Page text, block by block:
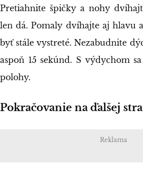
Pretiahnite špičky a nohy
len dá. Pomaly dvíhajte aj hlavu
byť stále vystreté. Nezabudnite
aspoň 15 sekúnd. S výdychom
polohy.
Pokračovanie na ďalšej
Reklama